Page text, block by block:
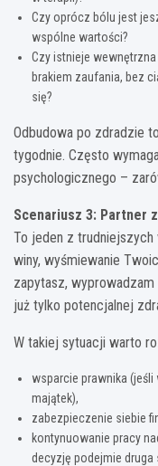
Czy oprócz bólu jest
wspólne wartości?
Czy istnieje
brakiem zaufania, bez
się?
Odbudowa po zdradzie
tygodnie. Często
psychologicznego –
Scenariusz 3: Partner
To jeden z trudniejszych
winy, wyśmiewanie
zapytasz,
już tylko potencjalnej
W takiej sytuacji warto
wsparcie prawnika
majątek),
zabezpieczenie siebie
kontynuowanie pracy
decyzję podejmie druga